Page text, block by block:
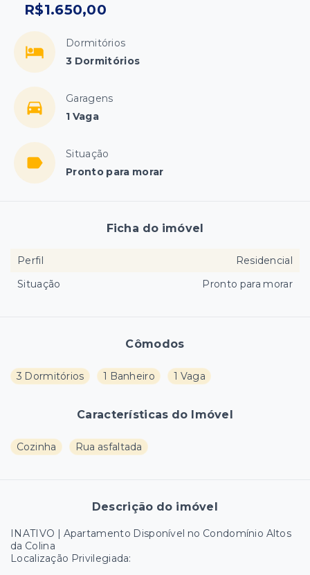
R$1.650,00
Dormitórios
3 Dormitórios
Garagens
1 Vaga
Situação
Pronto para morar
Cômodos
3 Dormitórios 1 Banheiro 1 Vaga
Características do Imóvel
Cozinha Rua asfaltada
Descrição do imóvel
INATIVO | Apartamento Disponível no Condomínio Altos
da Colina
Localização Privilegiada:
Ficha do imóvel
Perfil
Residencial
Situação
Pronto para morar